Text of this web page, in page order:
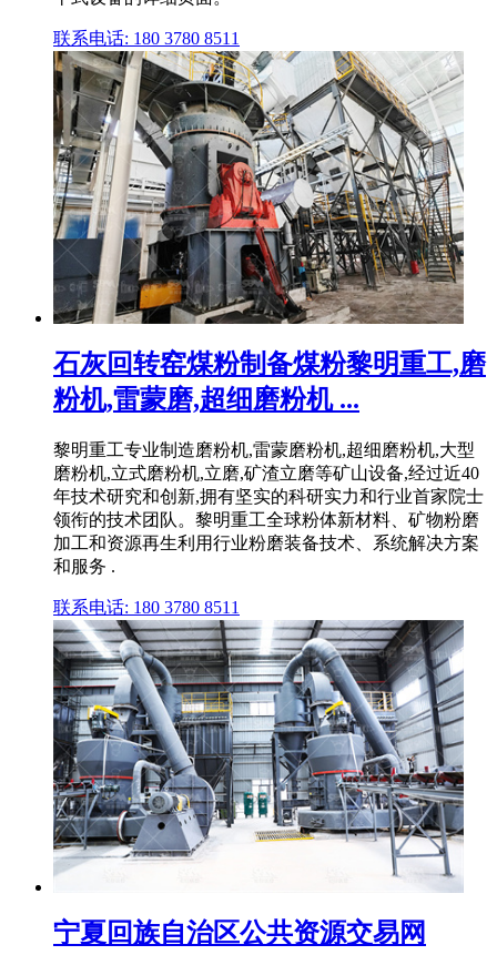
联系电话: 180 3780 8511
石灰回转窑煤粉制备煤粉黎明重工,磨
粉机,雷蒙磨,超细磨粉机 ...
黎明重工专业制造磨粉机,雷蒙磨粉机,超细磨粉机,大型
磨粉机,立式磨粉机,立磨,矿渣立磨等矿山设备,经过近40
年技术研究和创新,拥有坚实的科研实力和行业首家院士
领衔的技术团队。黎明重工全球粉体新材料、矿物粉磨
加工和资源再生利用行业粉磨装备技术、系统解决方案
和服务 .
联系电话: 180 3780 8511
宁夏回族自治区公共资源交易网